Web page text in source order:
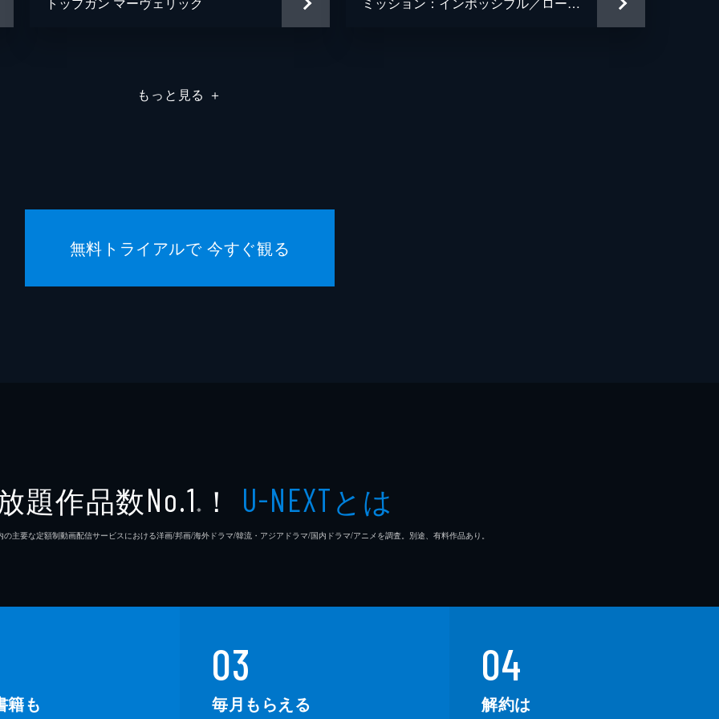
もっと見る ＋
無料トライアルで 今すぐ観る
題作品数No.1 ※ ！ U-NEXTとは
主要な定額制動画配信サービスにおける洋画/邦画/海外ドラマ/韓流・アジアドラマ/国内ドラマ/アニメを調査。別途、有料作品あり。
籍も
03
毎月もらえる
04
解約は